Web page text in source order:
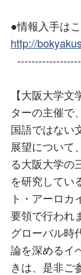
●情報入手は
http://
【大阪大学
ターの主催で
国語ではない
展望について
る大阪大学の
を研究してい
ト・アーロ
要領で行われ
グローバル時
論を深めるイ
きは、是非ご